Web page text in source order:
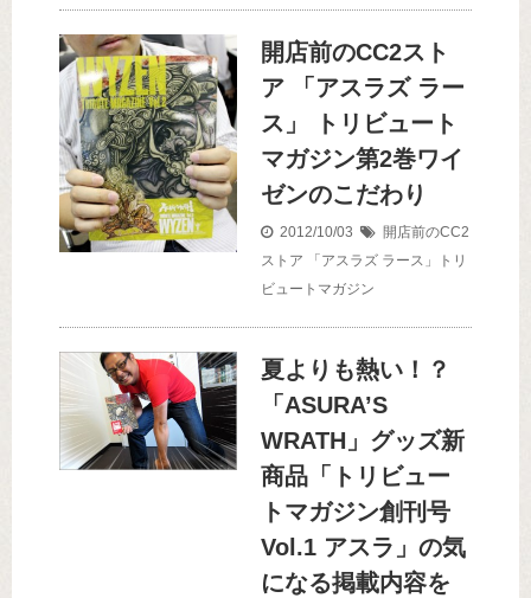
開店前のCC2スト
ア 「アスラズ ラー
ス」 トリビュート
マガジン第2巻ワイ
ゼンのこだわり
2012/10/03
開店前のCC2
ストア
「アスラズ ラース」トリ
ビュートマガジン
夏よりも熱い！？
「ASURA’S
WRATH」グッズ新
商品「トリビュー
トマガジン創刊号
Vol.1 アスラ」の気
になる掲載内容を